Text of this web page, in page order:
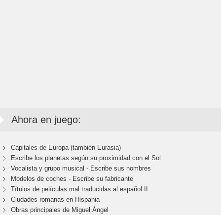
Ahora en juego:
Capitales de Europa (también Eurasia)
Escribe los planetas según su proximidad con el Sol
Vocalista y grupo musical - Escribe sus nombres
Modelos de coches - Escribe su fabricante
Títulos de películas mal traducidas al español II
Ciudades romanas en Hispania
Obras principales de Miguel Ángel